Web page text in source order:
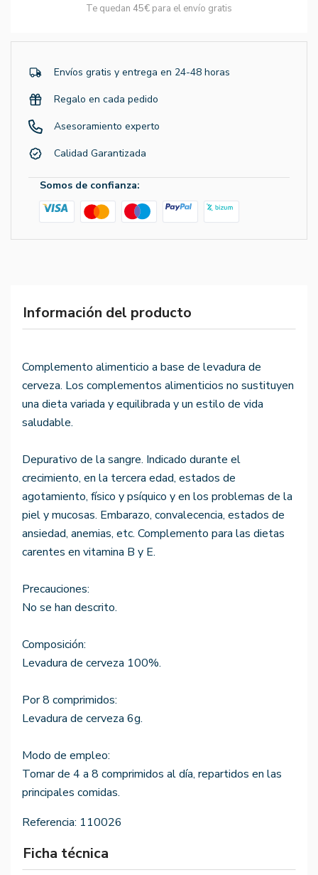
Te quedan 45€ para el envío gratis
Envíos gratis y entrega en 24-48 horas
Regalo en cada pedido
Asesoramiento experto
Calidad Garantizada
Somos de confianza:
Información del producto
Complemento alimenticio a base de levadura de
cerveza. Los complementos alimenticios no sustituyen
una dieta variada y equilibrada y un estilo de vida
saludable.
Depurativo de la sangre. Indicado durante el
crecimiento, en la tercera edad, estados de
agotamiento, físico y psíquico y en los problemas de la
piel y mucosas. Embarazo, convalecencia, estados de
ansiedad, anemias, etc. Complemento para las dietas
carentes en vitamina B y E.
Precauciones:
No se han descrito.
Composición:
Levadura de cerveza 100%.
Por 8 comprimidos:
Levadura de cerveza 6g.
Modo de empleo:
Tomar de 4 a 8 comprimidos al día, repartidos en las
principales comidas.
Referencia: 110026
Ficha técnica